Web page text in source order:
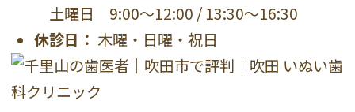
土曜日 9:00〜12:00 / 13:30〜16:30
休診日： 木曜・日曜・祝日